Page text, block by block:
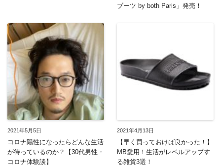
ブーツ by both Paris」発売！
2021年5月5日
コロナ陽性になったらどんな生活
が待っているのか？【30代男性・
コロナ体験談】
2021年4月13日
【早く買っておけば良かった！】
MB愛用！生活がレベルアップす
る雑貨3選！